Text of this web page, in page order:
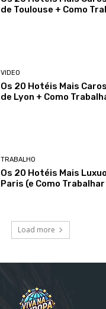
de Toulouse + Como
VIDEO
Os 20 Hotéis Mais
de Lyon + Como
TRABALHO
Os 20 Hotéis Mais
Paris (e Como
Load more